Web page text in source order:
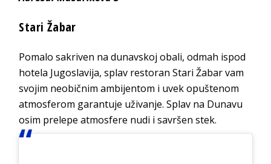
Stari Žabar
Pomalo sakriven na dunavskoj obali, odmah ispod
hotela Jugoslavija, splav restoran Stari Žabar vam
svojim neobičnim ambijentom i uvek opuštenom
atmosferom garantuje uživanje. Splav na Dunavu
osim prelepe atmosfere nudi i savršen stek.